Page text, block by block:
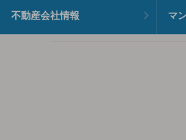
不動産会社情報 マ